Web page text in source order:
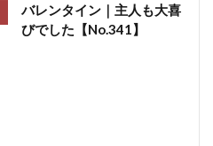
バレンタイン｜主人も大喜
びでした【No.341】